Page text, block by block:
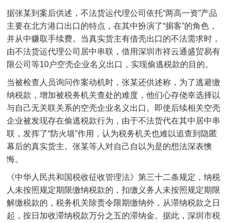
据张某到案后供述，不法货运代理公司依托“两高一资”产品
主要在北方港口出口的特点，在其中扮演了“掮客”的角色，
并从中赚取手续费。当真实货主有借壳出口的不法需求时，
由不法货运代理公司居中串联，借用深圳市祥云通盛贸易有
限公司等10户空壳企业名义出口，实现偷逃税款的目的。
当被检查人员询问作案动机时，张某还供述称，为了逃避缴
纳税款，增加被税务机关查处的难度，他们心存侥幸选择以
与自己无关联关系的空壳企业名义出口。即使后续相关空壳
企业被发现存在偷逃税款行为，由于不法货代在其中居中串
联，发挥了“防火墙”作用，认为税务机关也难以追查到隐匿
幕后的真实货主。张某等人对自己自以为是的想法深表懊
悔。
《中华人民共和国税收征收管理法》第三十二条规定，纳税
人未按照规定期限缴纳税款的，扣缴义务人未按照规定期限
解缴税款的，税务机关除责令限期缴纳外，从滞纳税款之日
起，按日加收滞纳税款万分之五的滞纳金。据此，深圳市税